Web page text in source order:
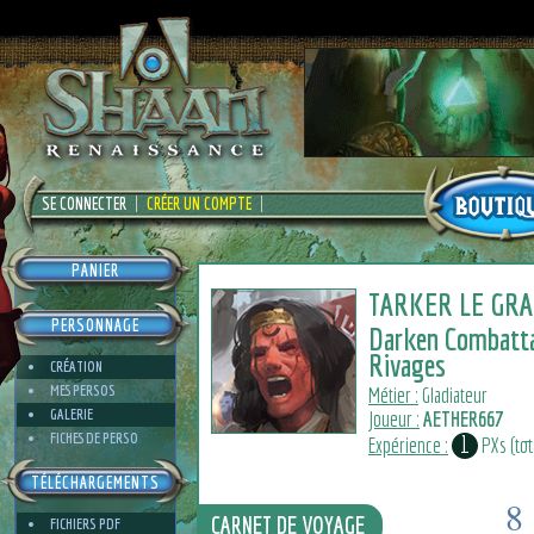
SE CONNECTER CRÉER UN COMPTE
PANIER
PERSONNAGE
CRÉATION
MES PERSOS
GALERIE
FICHES DE PERSO
TÉLÉCHARGEMENTS
FICHIERS PDF
TARKER LE
Darken
Rivages
Métier : Gladiateur
Joueur :AETHER667
Expérience : 1 PXs
8
CARNET DE VOYAGE